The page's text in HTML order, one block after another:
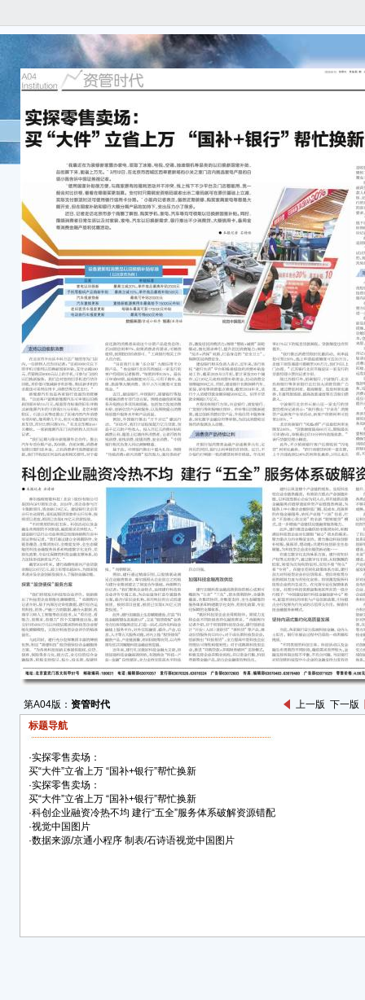
第A04版： 资管时代 上一版 下一版
标题导航
·实探零售卖场：
买“大件”立省上万 “国补+银行”帮忙换新
·实探零售卖场：
买“大件”立省上万 “国补+银行”帮忙换新
·科创企业融资冷热不均 建行“五全”服务体系破解资源错配
·视觉中国图片
·数据来源/京通小程序 制表/石诗语视觉中国图片